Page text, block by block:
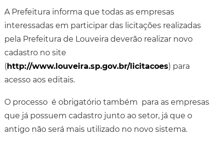
A Prefeitura informa que todas as empresas
interessadas em participar das licitações realizadas
pela Prefeitura de Louveira deverão realizar novo
cadastro no site
(http://www.louveira.sp.gov.br/licitacoes) para
acesso aos editais.
O processo é obrigatório também para as empresas
que já possuem cadastro junto ao setor, já que o
antigo não será mais utilizado no novo sistema.